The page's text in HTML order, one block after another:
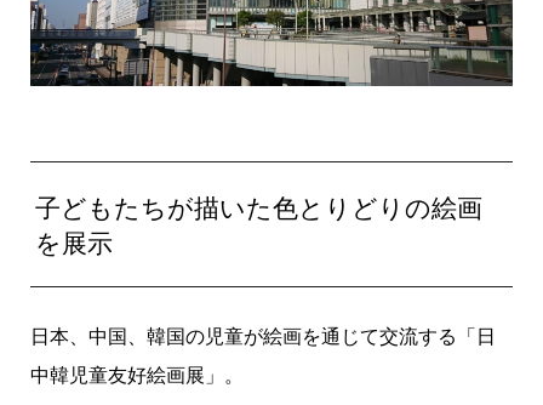
子どもたちが描いた色とりどりの絵画
を展示
日本、中国、韓国の児童が絵画を通じて交流する「日
中韓児童友好絵画展」。